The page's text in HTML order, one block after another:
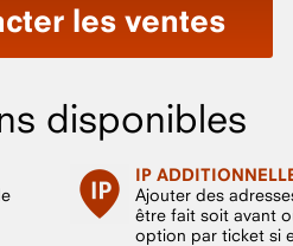
les ventes
disponibles
IP
Ajouter des
être fait soit avant
option par ticket si